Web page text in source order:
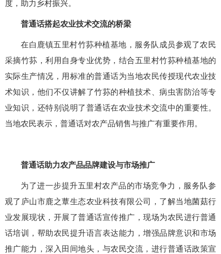
度，助力乡村振兴。
普通话搭起农业技术交流的桥梁
在白鹿镇五里村竹荪种植基地，服务队成员参观了农民
采摘竹荪，利用自身专业优势，结合五里村竹荪种植基地的
实际生产情况，用标准的普通话为当地农民传授现代农业技
术知识，他们不仅讲解了竹荪的种植技术、病虫害防治等专
业知识，还特别说明了普通话在农业技术交流中的重要性。
当地农民表示，普通话对农产品销售与推广有重要作用。
普通话助力农产品品牌建设与市场推广
为了进一步提升五里村农产品的市场竞争力，服务队参
观了庐山市鹿之蕈生态农业科技有限公司，了解当地菌菇行
业发展现状，开展了普通话宣传推广，现场为农民进行普通
话培训，帮助农民提升语言表达能力，增强品牌意识和市场
推广能力，深入田间地头，与农民交流，进行普通话政策宣